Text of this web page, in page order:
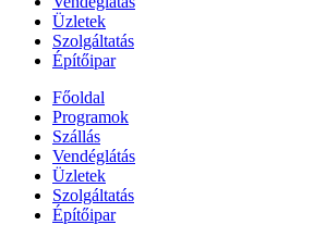
Üzletek
Szolgáltatás
Építőipar
Főoldal
Programok
Szállás
Vendéglátás
Üzletek
Szolgáltatás
Építőipar